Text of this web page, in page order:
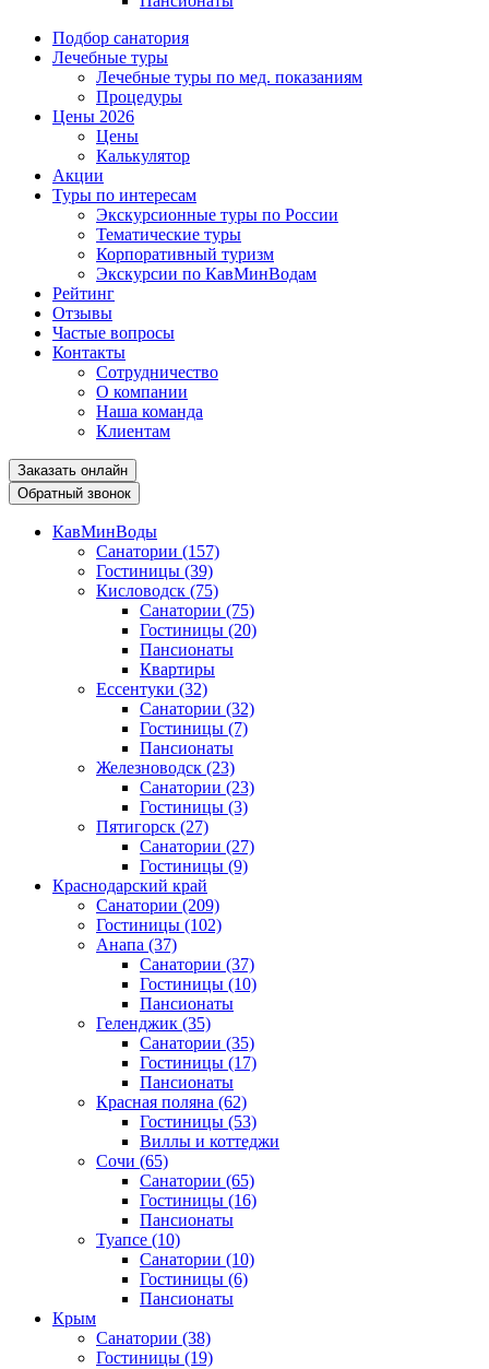
Подбор санатория
Лечебные туры
Лечебные туры по мед. показаниям
Процедуры
Цены 2026
Цены
Калькулятор
Акции
Туры по интересам
Экскурсионные туры по России
Тематические туры
Корпоративный туризм
Экскурсии по КавМинВодам
Рейтинг
Отзывы
Частые вопросы
Контакты
Сотрудничество
О компании
Наша команда
Клиентам
Заказать онлайн
Обратный звонок
КавМинВоды
Санатории (157)
Гостиницы (39)
Кисловодск (75)
Санатории (75)
Гостиницы (20)
Пансионаты
Квартиры
Ессентуки (32)
Санатории (32)
Гостиницы (7)
Пансионаты
Железноводск (23)
Санатории (23)
Гостиницы (3)
Пятигорск (27)
Санатории (27)
Гостиницы (9)
Краснодарский край
Санатории (209)
Гостиницы (102)
Анапа (37)
Санатории (37)
Гостиницы (10)
Пансионаты
Геленджик (35)
Санатории (35)
Гостиницы (17)
Пансионаты
Красная поляна (62)
Гостиницы (53)
Виллы и коттеджи
Сочи (65)
Санатории (65)
Гостиницы (16)
Пансионаты
Туапсе (10)
Санатории (10)
Гостиницы (6)
Пансионаты
Крым
Санатории (38)
Гостиницы (19)